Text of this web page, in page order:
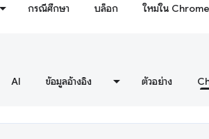
กรณีศึกษา บล็อก ใหม่ใน Chrome
AI ข้อมูลอ้างอิง ตัวอย่าง